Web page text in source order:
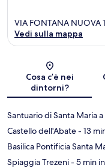
VIA FONTANA NUOVA
Vedi sulla mappa
Cosa c’è nei
dintorni?
Santuario di Santa Maria
Castello dell'Abate- 13
Basilica Pontificia Santa
Spiaggia Trezeni- 5 min